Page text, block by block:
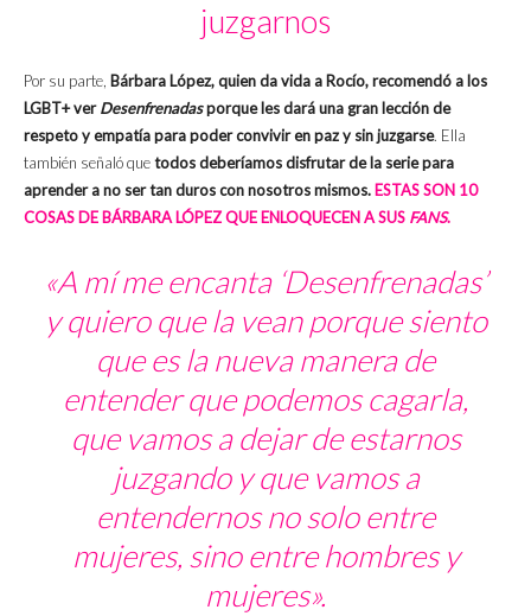
juzgarnos
Por su parte, Bárbara López, quien da vida a Rocío, recomendó a los
LGBT+ verDesenfrenadasporque les dará una gran lección de
respeto y empatía para poder convivir en paz y sin juzgarse. Ella
también señaló quetodos deberíamos disfrutar de la serie para
aprender a no ser tan duros con nosotros mismos. ESTAS SON 10
COSAS DE BÁRBARA LÓPEZ QUE ENLOQUECEN A SUS FANS.
«A mí me encanta ‘Desenfrenadas’
y quiero que la vean porque siento
que es la nueva manera de
entender que podemos cagarla,
que vamos a dejar de estarnos
juzgando y que vamos a
entendernos no solo entre
mujeres, sino entre hombres y
mujeres».